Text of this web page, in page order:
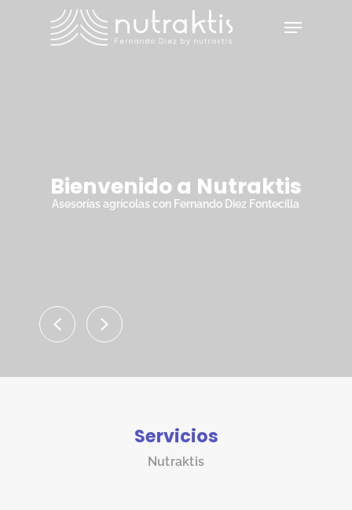
Menu
Bienvenido a Nutraktis
Asesorías agrícolas con Fernando Diez Fontecilla
Servicios
Nutraktis